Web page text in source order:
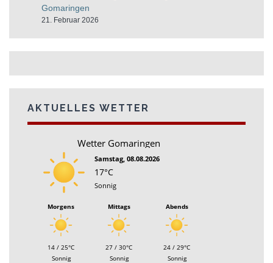
Gomaringen
21. Februar 2026
AKTUELLES WETTER
Wetter Gomaringen
Samstag, 08.08.2026
17°C
Sonnig
Morgens
14 / 25°C
Sonnig
Mittags
27 / 30°C
Sonnig
Abends
24 / 29°C
Sonnig